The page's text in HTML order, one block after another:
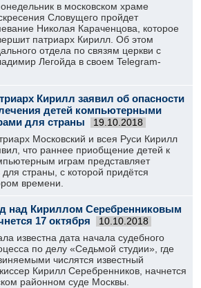
в московском храме
Словущего пройдет
Николая Караченцова, которое
патриарх Кирилл. Об этом
отдела по связям церкви с
Легойда в своем Telegram-
Кирилл заявил об опасности
детей компьютерными
для страны
19.10.2018
Московский и всея Руси Кирилл
что раннее приобщение детей к
играм представляет
страны, с которой придётся
времени.
над Кириллом Серебренниковым
17 октября
10.10.2018
известна дата начала судебного
по делу «Седьмой студии», где
числятся известный
Кирилл Серебренников, начнется
районном суде Москвы.